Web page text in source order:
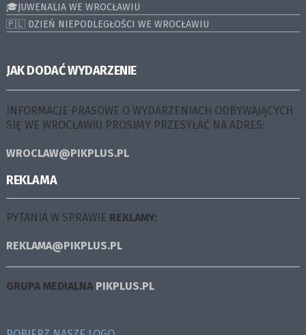
🎓JUWENALIA WE WROCŁAWIU
🇵🇱 DZIEŃ NIEPODLEGŁOŚCI WE WROCŁAWIU
JAK DODAĆ WYDARZENIE
INFORMACJE PRASOWE O WYDARZENIACH ODBYWAJĄCYCH
SIĘ WE WROCŁAWIU PROSIMY PRZESYŁAĆ NA ADRES:
WROCLAW@PIKPLUS.PL
REKLAMA
PYTANIA W SPRAWIE REKLAMY:
REKLAMA@PIKPLUS.PL
GRUPA MEDIALNA PIKPLUS.PL